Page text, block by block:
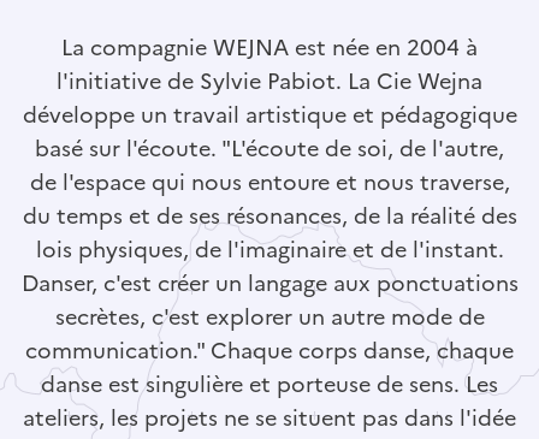
La compagnie WEJNA est née en 2004 à
l'initiative de Sylvie Pabiot. La Cie Wejna
développe un travail artistique et pédagogique
basé sur l'écoute. "L'écoute de soi, de l'autre,
de l'espace qui nous entoure et nous traverse,
du temps et de ses résonances, de la réalité des
lois physiques, de l'imaginaire et de l'instant.
Danser, c'est créer un langage aux ponctuations
secrètes, c'est explorer un autre mode de
communication." Chaque corps danse, chaque
danse est singulière et porteuse de sens. Les
ateliers, les projets ne se situent pas dans l'idée